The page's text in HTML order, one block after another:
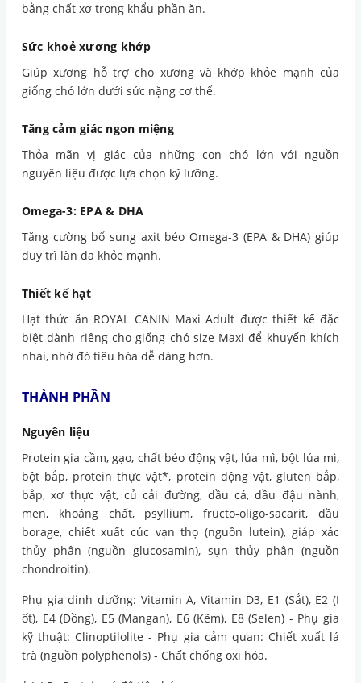
bằng chất xơ trong khẩu phần ăn.
Sức khoẻ xương khớp
Giúp xương hỗ trợ cho xương và khớp khỏe mạnh của
giống chó lớn dưới sức nặng cơ thể.
Tăng cảm giác ngon miệng
Thỏa mãn vị giác của những con chó lớn với nguồn
nguyên liệu được lựa chọn kỹ lưỡng.
Omega-3: EPA & DHA
Tăng cường bổ sung axit béo Omega-3 (EPA & DHA) giúp
duy trì làn da khỏe mạnh.
Thiết kế hạt
Hạt thức ăn ROYAL CANIN Maxi Adult được thiết kế đặc
biệt dành riêng cho giống chó size Maxi để khuyến khích
nhai, nhờ đó tiêu hóa dễ dàng hơn.
THÀNH PHẦN
Nguyên liệu
Protein gia cầm, gạo, chất béo động vật, lúa mì, bột lúa mì,
bột bắp, protein thực vật*, protein động vật, gluten bắp,
bắp, xơ thực vật, củ cải đường, dầu cá, dầu đậu nành,
men, khoáng chất, psyllium, fructo-oligo-sacarit, dầu
borage, chiết xuất cúc vạn thọ (nguồn lutein), giáp xác
thủy phân (nguồn glucosamin), sụn thủy phân (nguồn
chondroitin).
Phụ gia dinh dưỡng: Vitamin A, Vitamin D3, E1 (Sắt), E2 (I
ốt), E4 (Đồng), E5 (Mangan), E6 (Kẽm), E8 (Selen) - Phụ gia
kỹ thuật: Clinoptilolite - Phụ gia cảm quan: Chiết xuất lá
trà (nguồn polyphenols) - Chất chống oxi hóa.